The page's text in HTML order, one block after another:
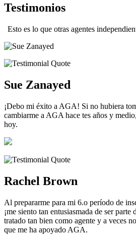
Testimonios
Esto es lo que otras agentes
Sue Zanayed
¡Debo mi éxito a AGA! Si no hubiera
cambiarme a AGA hace tes años y
hoy.
Rachel Brown
Al prepararme para mi 6.o período de
¡me siento tan entusiasmada de ser
tratado tan bien como agente y a veces
que me ha apoyado AGA.